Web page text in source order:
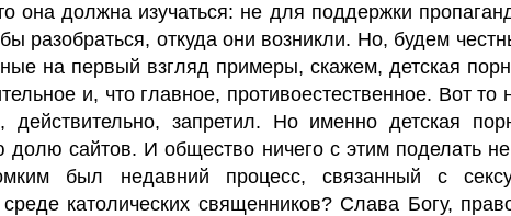
она должна изучаться: не для поддержки
разобраться, откуда они возникли. Но, будем
на первый взгляд примеры, скажем, детская
и, что главное, противоестественное. Вот то
запретил. Но именно детская
долю сайтов. И общество ничего с этим поделать
был недавний процесс, связанный с
католических священников? Слава Богу,